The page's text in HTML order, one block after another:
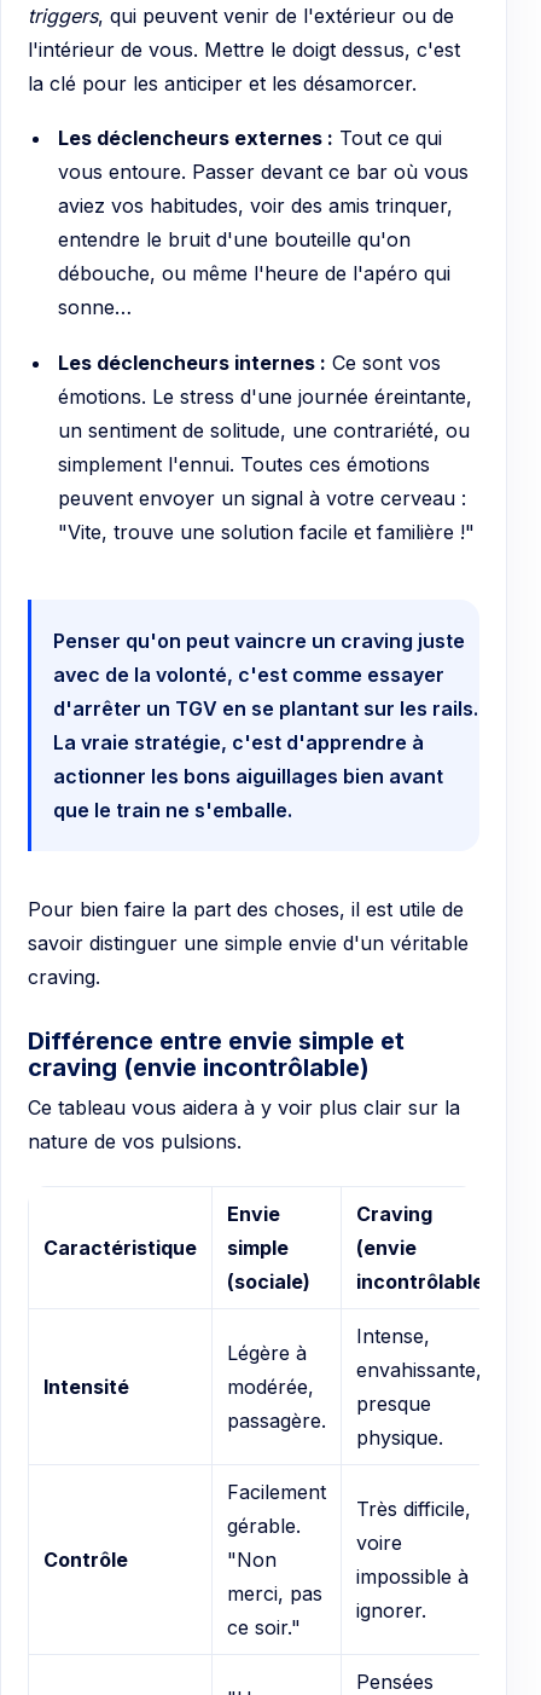
triggers, qui peuvent venir de l'extérieur ou de
l'intérieur de vous. Mettre le doigt dessus, c'est
la clé pour les anticiper et les désamorcer.
Les déclencheurs externes : Tout ce qui
vous entoure. Passer devant ce bar où vous
aviez vos habitudes, voir des amis trinquer,
entendre le bruit d'une bouteille qu'on
débouche, ou même l'heure de l'apéro qui
sonne…
Les déclencheurs internes : Ce sont vos
émotions. Le stress d'une journée éreintante,
un sentiment de solitude, une contrariété, ou
simplement l'ennui. Toutes ces émotions
peuvent envoyer un signal à votre cerveau :
"Vite, trouve une solution facile et familière !"
Penser qu'on peut vaincre un craving juste
avec de la volonté, c'est comme essayer
d'arrêter un TGV en se plantant sur les rails.
La vraie stratégie, c'est d'apprendre à
actionner les bons aiguillages bien avant
que le train ne s'emballe.
Pour bien faire la part des choses, il est utile de
savoir distinguer une simple envie d'un véritable
craving.
Différence entre envie simple et
craving (envie incontrôlable)
Ce tableau vous aidera à y voir plus clair sur la
nature de vos pulsions.
Caractéristique
Envie
simple
(sociale)
Craving
(envie
incontrôlable)
Intensité
Légère à
modérée,
passagère.
Intense,
envahissante,
presque
physique.
Contrôle
Facilement
gérable.
"Non
merci, pas
ce soir."
Très difficile,
voire
impossible à
ignorer.
Pensées